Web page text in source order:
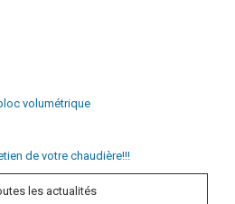
volumétrique
de votre chaudière!!!
les actualités